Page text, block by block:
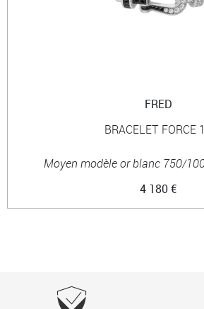
FRED
BRACELET FORCE
Moyen modèle or blanc 750/
4 180 €